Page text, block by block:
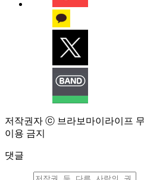
저작권자 ⓒ 브라보마이라이프
이용 금지
댓글